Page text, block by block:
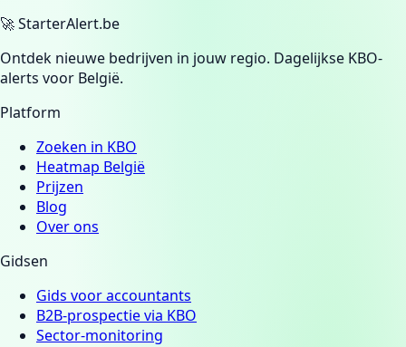
🚀 StarterAlert.be
Ontdek nieuwe bedrijven in jouw regio. Dagelijkse KBO-
alerts voor België.
Platform
Zoeken in KBO
Heatmap België
Prijzen
Blog
Over ons
Gidsen
Gids voor accountants
B2B-prospectie via KBO
Sector-monitoring